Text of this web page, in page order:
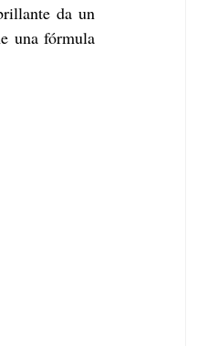
da un
una fórmula